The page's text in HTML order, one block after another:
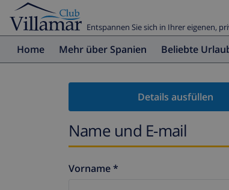
Entspannen Sie sich in Ihrer eigenen,
Home Mehr über Spanien Beliebte
Details ausfüllen
Name und E-mail
Vorname *